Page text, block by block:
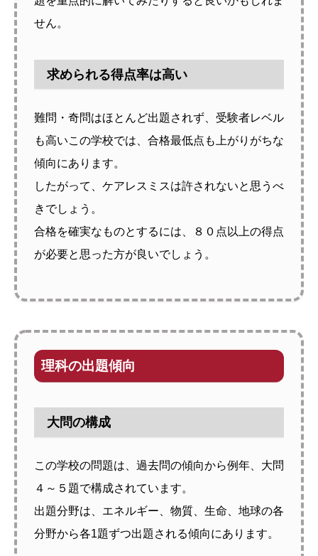
せん。
求められる得点率は高い
難問・奇問はほとんど出題されず、受験者レベル
も高いこの学校では、合格最低点も上がりがちな
傾向にあります。
したがって、ケアレスミスは許されないと思うべ
きでしょう。
合格を確実なものとするには、８０点以上の得点
が必要と思った方が良いでしょう。
理科の出題傾向
大問の構成
この学校の問題は、過去問の傾向から例年、大問
４～５題で構成されています。
出題分野は、エネルギー、物質、生命、地球の各
分野から各1題ずつ出題される傾向にあります。